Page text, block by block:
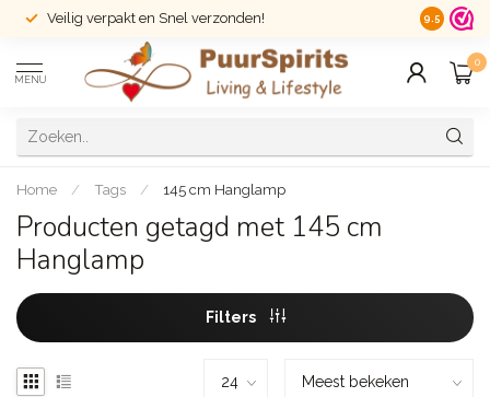
Veilig verpakt en Snel verzonden! 14 dagen
9.5
MENU
0
Home / Tags / 145 cm Hanglamp
Producten getagd met 145 cm
Hanglamp
Filters